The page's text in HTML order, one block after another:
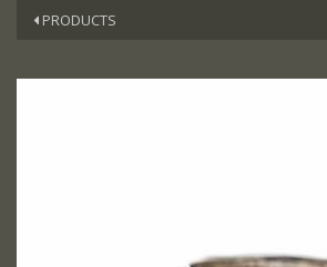
PRODUCTS